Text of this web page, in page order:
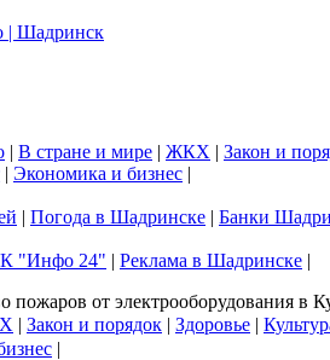
| В стране и мире | ЖКХ | Закон и
| Экономика и бизнес |
| Погода в Шадринске | Банки
"Инфо 24" | Реклама в Шадринске |
пожаров от электрооборудования в
| Закон и порядок | Здоровье |
|